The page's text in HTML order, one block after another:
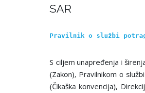
SAR
Pravilnik o službi
S ciljem unapređenja i
(Zakon), Pravilnikom o
(Čikaška konvencija),